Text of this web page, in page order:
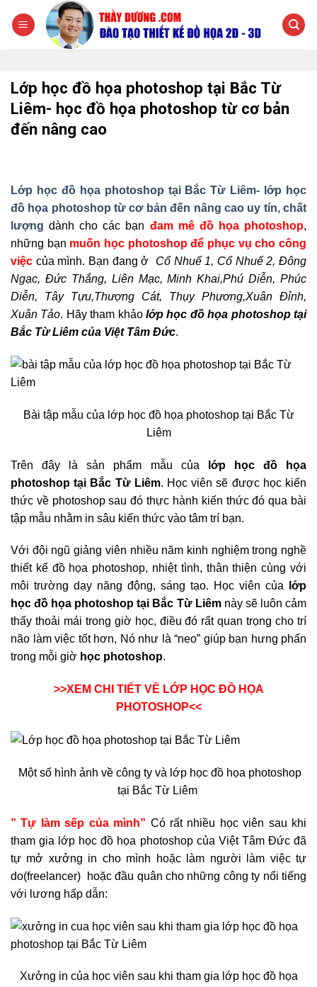
đến
Lớp học đồ họa photoshop tại Bắc Từ
Liêm- học đồ họa photoshop từ cơ bản
đến nâng cao
Lớp học đồ họa photoshop tại Bắc Từ Liêm- lớp học
đồ họa photoshop từ cơ bản đến nâng cao uy tín, chất
lượng dành cho các bạn đam mê đồ họa photoshop,
những bạn muốn học photoshop để phục vụ cho công
việc của mình. Bạn đang ở
Cổ Nhuế 1, Cổ Nhuế 2, Đông
Ngạc, Đức Thắng, Liên Mạc, Minh Khai,Phú Diễn, Phúc
Diễn, Tây Tựu,Thượng Cát, Thụy Phương,Xuân Đỉnh,
Xuân Tảo. Hãy tham khảolớp học đồ họa photoshop tại
Bắc Từ Liêm của Việt Tâm Đức.
Bài tập mẫu của lớp học đồ họa photoshop tại Bắc Từ
Liêm
Trên đây là sản phẩm mẫu của
lớp học đồ họa
photoshop tại Bắc Từ Liêm. Học viên sẽ được học kiến
thức về photoshop sau đó thực hành kiến thức đó qua bài
tập mẫu nhằm in sâu kiến thức vào tâm trí bạn.
Với đội ngũ giảng viên nhiều năm kinh nghiệm trong nghề
thiết kế đồ họa photoshop, nhiệt tình, thân thiện cùng với
môi trường dạy năng động, sáng tạo. Học viên của lớp
học đồ họa photoshop tại Bắc Từ Liêmnày sẽ luôn cảm
thấy thoải mái trong giờ học, điều đó rất quan trọng cho trí
não làm việc tốt hơn, Nó như là “neo” giúp bạn hưng phấn
trong mỗi giờ học photoshop.
>>XEM CHI TIẾT VỀ LỚP HỌC ĐỒ HỌA
PHOTOSHOP<<
Một số hình ảnh về công ty và lớp học đồ họa photoshop
tại Bắc Từ Liêm
” Tự làm sếp của mình” Có rất nhiều học viên sau khi
tham gia lớp học đồ họa photoshop của Việt Tâm Đức đã
tự mở xưởng in cho mình hoặc làm người làm việc tự
do(freelancer) hoặc đầu quân cho những công ty nổi tiếng
với lương hấp dẫn:
Xưởng in của học viên sau khi tham gia lớp học đồ họa